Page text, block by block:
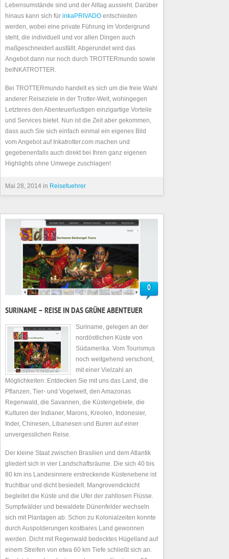
Lebensumstände sind und der Alltag aussieht. Darüber
hinaus kann sich für inkaPRIVADO entschieden
werden, wobei eine private Führung im Vordergrund
steht, die individuell und vor allen Dingen auch
maßgeschneidert ausfällt. Abgerundet wird das
Angebot dann nur noch durch TROTTERmundo sowie
beINKATROTTER.
Bei TROTTERmundo handelt es sich um die freie Wahl
anderer Reiseziele in der Trotter-Welt, wohingegen
Letzteres den Abenteuerlustigen einzigartige Vorteile
und Services bietet. Nun ist die Zeit aber gekommen,
dass auch Sie sich einfach einmal ein eigenes Bild
vom Angebot auf Inkatrotter.com machen und
gegebenenfalls auch direkt bei Ihren ganz eigenen
Highlights ohne Umwege zuschlagen!
Mai 28, 2014 in Reisefuehrer
0
SURINAME – REISE IN DAS GRÜNE ABENTEUER
Suriname, gelegen an der
nordöstlichen Küste von
Südamerika. Vom Tourismus
noch weitgehend verschont,
mit einer Vielzahl an
Möglichkeiten: Entdecken Sie mit uns das Land, die
Pflanzen, Tier- und Vogelwelt, den Amazonas
Regenwald, die Savannen, die Küstengebiete, die
Kulturen der Indianer, Marons, Kreolen, Indonesier,
Inder, Chinesen, Libanesen und Buren auf einer
unvergesslichen Reise.
Der kleine Staat zwischen Brasilien und dem Atlantik
gliedert sich in vier Landschaftsräume. Die sich 40 bis
80 km ins Landesinnere erstreckende Küstenebene ist
fruchtbar und dicht besiedelt. Mangrovendickicht
begleitet die Küste und die Ufer der zahllosen Flüsse.
Sumpfwälder und bewaldete Dünenfelder wechseln
sich mit Plantagen ab. Schon zu Kolonialzeiten konnte
durch Auspolderungen kostbares Land gewonnen
werden. Dicht mit Regenwald bedecktes Hügelland auf
einem Streifen von etwa 60 km Tiefe schließt sich an.